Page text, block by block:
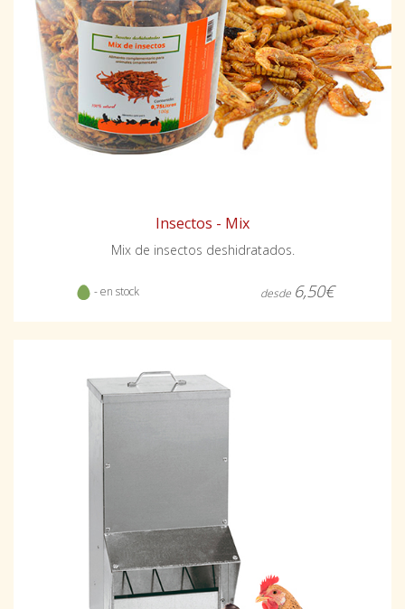
Insectos - Mix
Mix de insectos deshidratados.
- en stock desde 6,50€